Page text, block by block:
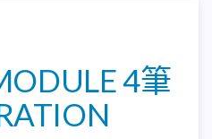
4筆